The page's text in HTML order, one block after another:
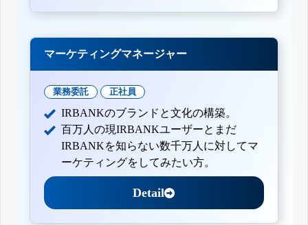
マーケティングマネージャー
業務委託 正社員
IRBANKのブランドと文化の構築。
百万人の現IRBANKユーザーとまだ
IRBANKを知らない数千万人に対してマ
ーケティングをしてみたい方。
Detail